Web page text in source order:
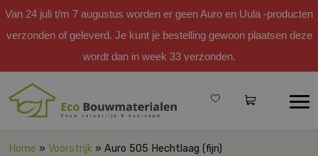
Van 24 juli t/m 7 augustus worden er geen Auro en Uula -producten
verzonden of geleverd. Je kunt je bestelling gewoon plaatsen deze
wordt dan in week 33 verzonden.
Home » Voorstrijk » Auro 505 Hechtlaag (fijn)